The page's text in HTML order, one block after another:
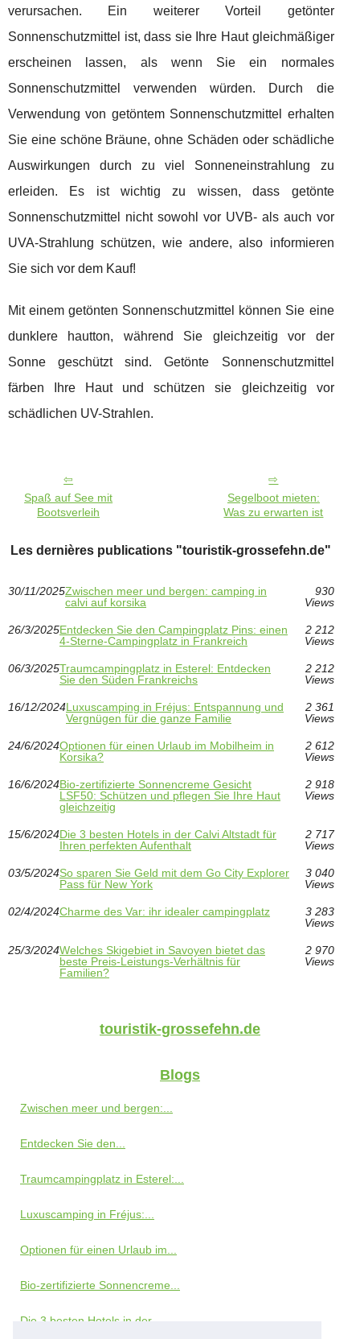
verursachen. Ein weiterer Vorteil getönter
Sonnenschutzmittel ist, dass sie Ihre Haut gleichmäßiger
erscheinen lassen, als wenn Sie ein normales
Sonnenschutzmittel verwenden würden. Durch die
Verwendung von getöntem Sonnenschutzmittel erhalten
Sie eine schöne Bräune, ohne Schäden oder schädliche
Auswirkungen durch zu viel Sonneneinstrahlung zu
erleiden. Es ist wichtig zu wissen, dass getönte
Sonnenschutzmittel nicht sowohl vor UVB- als auch vor
UVA-Strahlung schützen, wie andere, also informieren
Sie sich vor dem Kauf!
Mit einem getönten Sonnenschutzmittel können Sie eine
dunklere hautton, während Sie gleichzeitig vor der
Sonne geschützt sind. Getönte Sonnenschutzmittel
färben Ihre Haut und schützen sie gleichzeitig vor
schädlichen UV-Strahlen.
Spaß auf See mit
Bootsverleih
Segelboot mieten:
Was zu erwarten ist
Les dernières publications "touristik-grossefehn.de"
30/11/2025Zwischen meer und bergen: camping in
calvi auf korsika
930
Views
26/3/2025Entdecken Sie den Campingplatz Pins: einen
4-Sterne-Campingplatz in Frankreich
2 212
Views
06/3/2025Traumcampingplatz in Esterel: Entdecken
Sie den Süden Frankreichs
2 212
Views
16/12/2024Luxuscamping in Fréjus: Entspannung und
Vergnügen für die ganze Familie
2 361
Views
24/6/2024Optionen für einen Urlaub im Mobilheim in
Korsika?
2 612
Views
16/6/2024Bio-zertifizierte Sonnencreme Gesicht
LSF50: Schützen und pflegen Sie Ihre Haut
gleichzeitig
2 918
Views
15/6/2024Die 3 besten Hotels in der Calvi Altstadt für
Ihren perfekten Aufenthalt
2 717
Views
03/5/2024So sparen Sie Geld mit dem Go City Explorer
Pass für New York
3 040
Views
02/4/2024Charme des Var: ihr idealer campingplatz
3 283
Views
25/3/2024Welches Skigebiet in Savoyen bietet das
beste Preis-Leistungs-Verhältnis für
Familien?
2 970
Views
touristik-grossefehn.de
Blogs
Zwischen meer und bergen:...
Entdecken Sie den...
Traumcampingplatz in Esterel:...
Luxuscamping in Fréjus:...
Optionen für einen Urlaub im...
Bio-zertifizierte Sonnencreme...
Die 3 besten Hotels in der...